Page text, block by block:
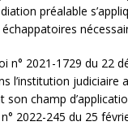
préalable
n° 2021-1729 du 22
l’institution judiciaire
son champ
2022-245 du 25